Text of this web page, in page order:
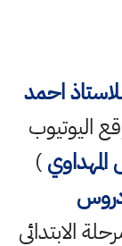
احمد
اليوتيوب
)
الابتدائي